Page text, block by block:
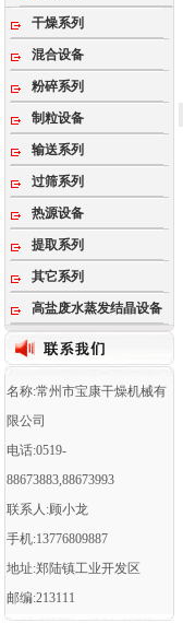
干燥系列
混合设备
粉碎系列
制粒设备
输送系列
过筛系列
热源设备
提取系列
其它系列
高盐废水蒸发结晶设备
名称:常州市宝康干燥机械有
限公司
电话:0519-
88673883,88673993
联系人:顾小龙
手机:13776809887
地址:郑陆镇工业开发区
邮编:213111